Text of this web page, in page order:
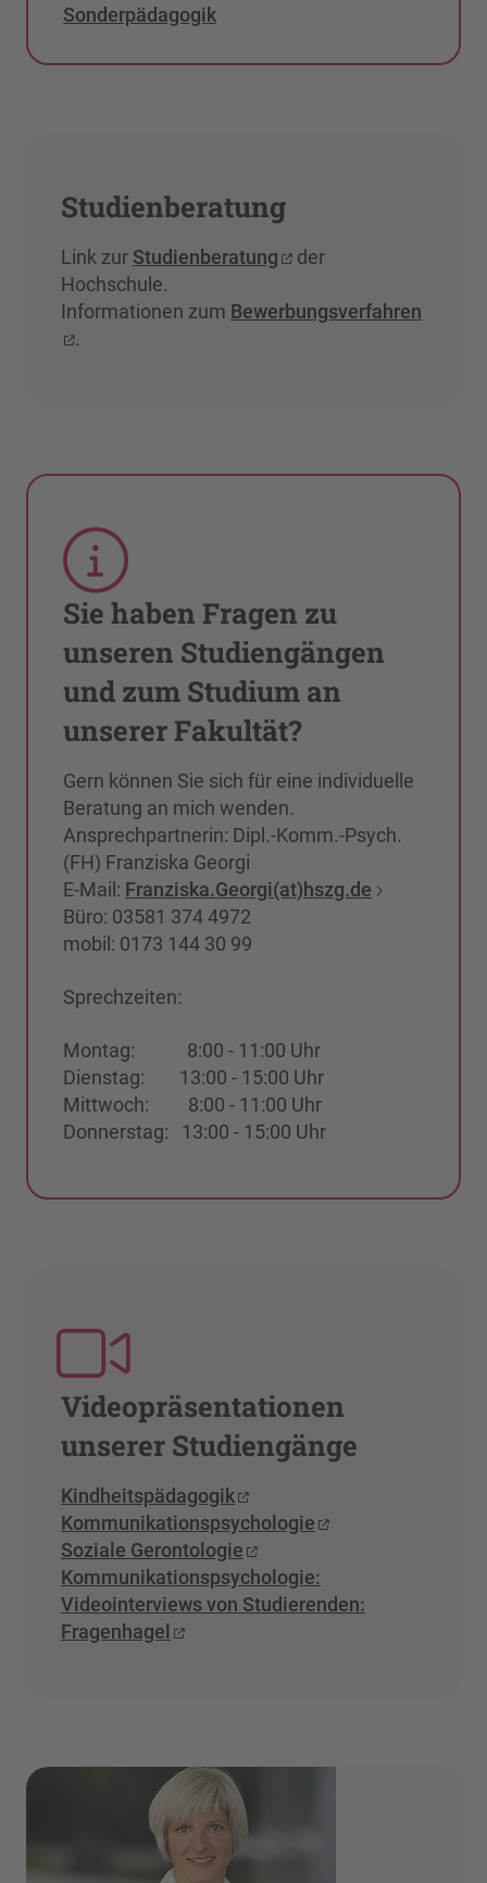
Sonderpädagogik
Studienberatung
Link zur Studienberatung
der
Hochschule.
Informationen zum Bewerbungsverfahren
.
Sie haben Fragen zu
unseren Studiengängen
und zum Studium an
unserer Fakultät?
Gern können Sie sich für eine individuelle
Beratung an mich wenden.
Ansprechpartnerin: Dipl.-Komm.-Psych.
(FH) Franziska Georgi
E-Mail: Franziska.Georgi(at)hszg.de
Büro: 03581 374 4972
mobil: 0173 144 30 99
Sprechzeiten:
Montag: 8:00 - 11:00 Uhr
Dienstag: 13:00 - 15:00 Uhr
Mittwoch: 8:00 - 11:00 Uhr
Donnerstag: 13:00 - 15:00 Uhr
Videopräsentationen
unserer Studiengänge
Kindheitspädagogik
Kommunikationspsychologie
Soziale Gerontologie
Kommunikationspsychologie:
Videointerviews von Studierenden:
Fragenhagel